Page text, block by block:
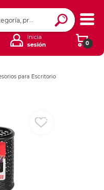
0
Inicia
sesión
para Escritorio
Ingresar Codigo